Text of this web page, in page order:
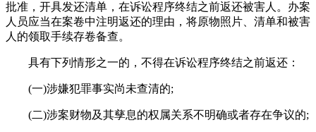
批准，开具发还清单，在诉讼程序终结之前返还被害人。办案
人员应当在案卷中注明返还的理由，将原物照片、清单和被害
人的领取手续存卷备查。
具有下列情形之一的，不得在诉讼程序终结之前返还：
(一)涉嫌犯罪事实尚未查清的;
(二)涉案财物及其孳息的权属关系不明确或者存在争议的;